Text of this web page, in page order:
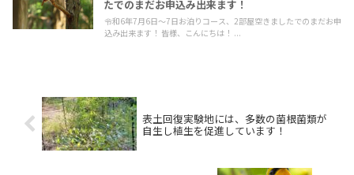
たでのまだお申込み出来ます！
令和6年7月6日～7日お泊りコース、2部屋空きましたでのまだお申
込み出来ます！ 皆様、こんにちは！ ...
表土回復実験地には、多数の菌根菌類が
自生し植生を促進しています！